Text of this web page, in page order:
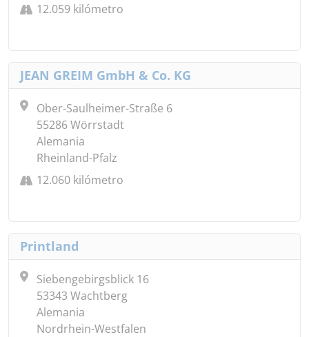
12.059 kilómetro
JEAN GREIM GmbH & Co. KG
Ober-Saulheimer-Straße 6
55286 Wörrstadt
Alemania
Rheinland-Pfalz
12.060 kilómetro
Printland
Siebengebirgsblick 16
53343 Wachtberg
Alemania
Nordrhein-Westfalen